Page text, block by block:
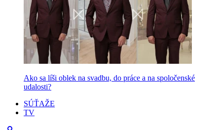
Ako sa líši oblek na svadbu, do práce a na spoločenské
udalosti?
SÚŤAŽE
TV